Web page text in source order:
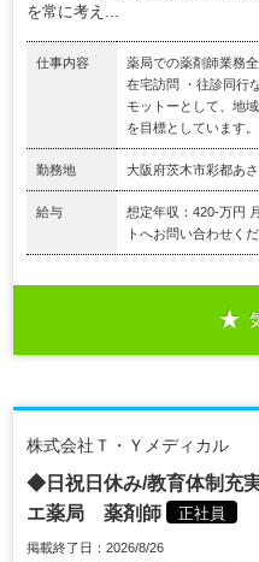
を常に考え...
仕事内容
薬局での薬剤師業務
在宅訪問 ・往診同行
モットーとして、地
を目標としています。
勤務地 大阪府茨木市彩都あ
給与
想定年収：420-万円
トへお問い合わせくだ
株式会社Ｔ・Ｙメディカル
◆日祝日休み/教育体制充
エ薬局 薬剤師
正社員
掲載終了日：2026/8/26